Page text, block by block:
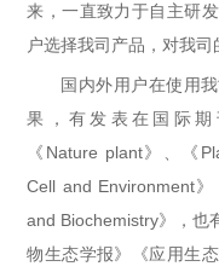
来，一直致力于自主研
户选择我司产品，对我司
国内外用户在使用
果，有发表在国际期
《Nature plant》、《
Cell and Environment
and Biochemistry》，也
物生态学报》《应用生